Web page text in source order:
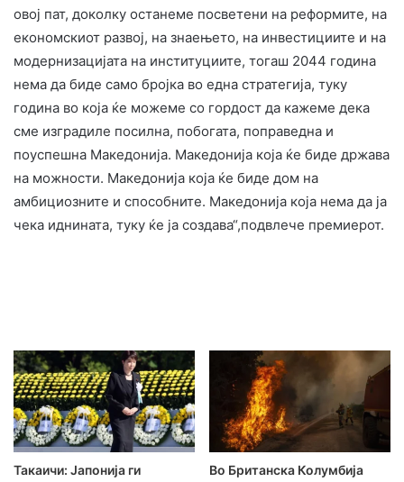
овој пат, доколку останеме посветени на реформите, на
економскиот развој, на знаењето, на инвестициите и на
модернизацијата на институциите, тогаш 2044 година
нема да биде само бројка во една стратегија, туку
година во која ќе можеме со гордост да кажеме дека
сме изградиле посилна, побогата, поправедна и
поуспешна Македонија. Македонија која ќе биде држава
на можности. Македонија која ќе биде дом на
амбициозните и способните. Македонија која нема да ја
чека иднината, туку ќе ја создава“,подвлече премиерот.
Такаичи: Јапонија ги
Во Британска Колумбија